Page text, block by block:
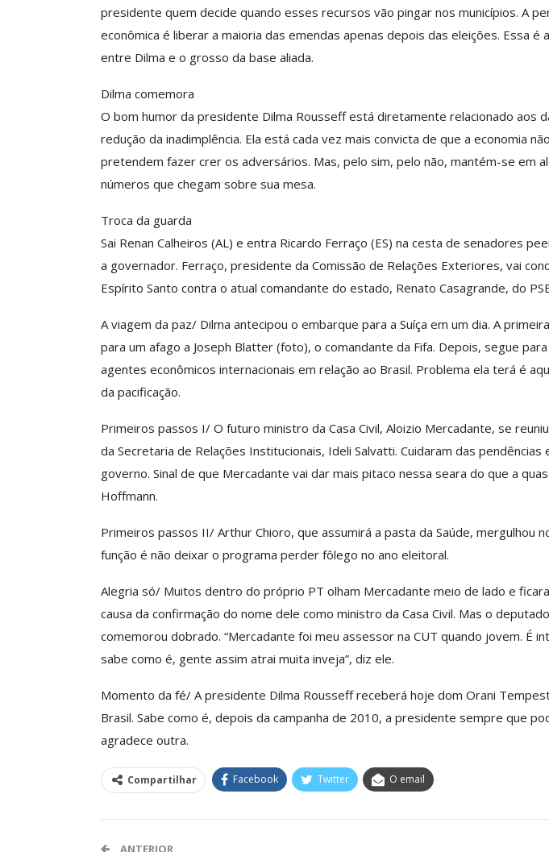
presidente quem decide quando esses recursos vão pingar nos municípios. A
econômica é liberar a maioria das emendas apenas depois das eleições. Essa é
entre Dilma e o grosso da base aliada.
Dilma comemora
O bom humor da presidente Dilma Rousseff está diretamente relacionado aos
redução da inadimplência. Ela está cada vez mais convicta de que a economia
pretendem fazer crer os adversários. Mas, pelo sim, pelo não, mantém-se em
números que chegam sobre sua mesa.
Troca da guarda
Sai Renan Calheiros (AL) e entra Ricardo Ferraço (ES) na cesta de senadores
a governador. Ferraço, presidente da Comissão de Relações Exteriores, vai
Espírito Santo contra o atual comandante do estado, Renato Casagrande, do
A viagem da paz/ Dilma antecipou o embarque para a Suíça em um dia. A
para um afago a Joseph Blatter (foto), o comandante da Fifa. Depois, segue
agentes econômicos internacionais em relação ao Brasil. Problema ela terá é
da pacificação.
Primeiros passos I/ O futuro ministro da Casa Civil, Aloizio Mercadante, se
da Secretaria de Relações Institucionais, Ideli Salvatti. Cuidaram das pendências
governo. Sinal de que Mercadante vai dar mais pitaco nessa seara do que a
Hoffmann.
Primeiros passos II/ Arthur Chioro, que assumirá a pasta da Saúde, mergulhou
função é não deixar o programa perder fôlego no ano eleitoral.
Alegria só/ Muitos dentro do próprio PT olham Mercadante meio de lado e
causa da confirmação do nome dele como ministro da Casa Civil. Mas o
comemorou dobrado. “Mercadante foi meu assessor na CUT quando jovem. É
sabe como é, gente assim atrai muita inveja”, diz ele.
Momento da fé/ A presidente Dilma Rousseff receberá hoje dom Orani
Brasil. Sabe como é, depois da campanha de 2010, a presidente sempre que
agradece outra.
Compartilhar Facebook Twitter O email
ANTERIOR
O Futuro Da Nossa Carreira Em
Debate
Comunicacao
Mais